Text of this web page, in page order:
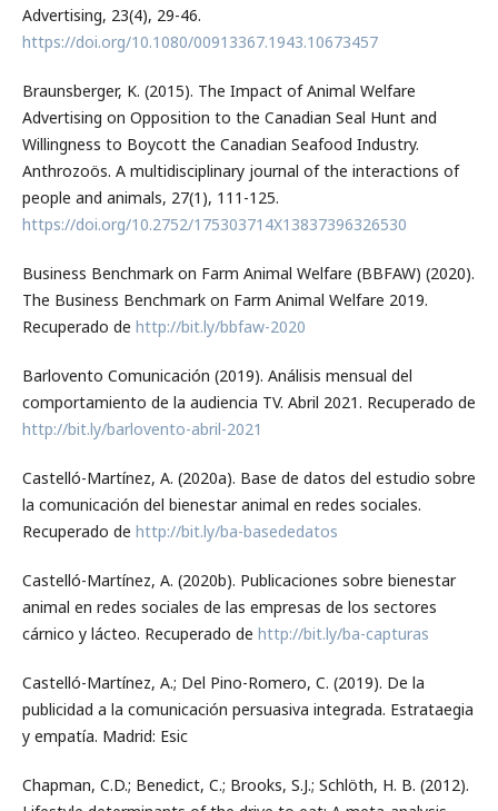
Advertising, 23(4), 29-46.
https://doi.org/10.1080/00913367.1943.10673457
Braunsberger, K. (2015). The Impact of Animal Welfare
Advertising on Opposition to the Canadian Seal Hunt and
Willingness to Boycott the Canadian Seafood Industry.
Anthrozoös. A multidisciplinary journal of the interactions of
people and animals, 27(1), 111-125.
https://doi.org/10.2752/175303714X13837396326530
Business Benchmark on Farm Animal Welfare (BBFAW) (2020).
The Business Benchmark on Farm Animal Welfare 2019.
Recuperado de http://bit.ly/bbfaw-2020
Barlovento Comunicación (2019). Análisis mensual del
comportamiento de la audiencia TV. Abril 2021. Recuperado de
http://bit.ly/barlovento-abril-2021
Castelló-Martínez, A. (2020a). Base de datos del estudio sobre
la comunicación del bienestar animal en redes sociales.
Recuperado de http://bit.ly/ba-basededatos
Castelló-Martínez, A. (2020b). Publicaciones sobre bienestar
animal en redes sociales de las empresas de los sectores
cárnico y lácteo. Recuperado de http://bit.ly/ba-capturas
Castelló-Martínez, A.; Del Pino-Romero, C. (2019). De la
publicidad a la comunicación persuasiva integrada. Estrataegia
y empatía. Madrid: Esic
Chapman, C.D.; Benedict, C.; Brooks, S.J.; Schlöth, H. B. (2012).